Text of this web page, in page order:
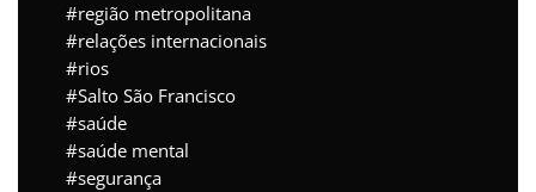
região metropolitana
relações internacionais
rios
Salto São Francisco
saúde
saúde mental
segurança